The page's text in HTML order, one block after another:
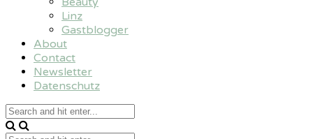
Linz
Gastblogger
About
Contact
Newsletter
Datenschutz